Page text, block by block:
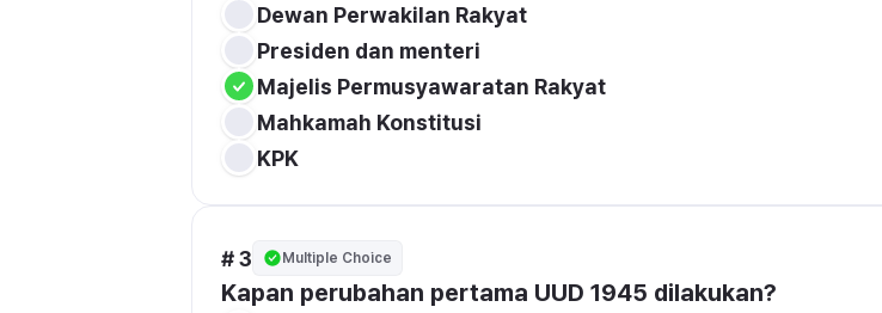
Dewan Perwakilan Rakyat
Presiden dan menteri
Majelis Permusyawaratan Rakyat
Mahkamah Konstitusi
KPK
# 3 Multiple Choice
Kapan perubahan pertama UUD 1945 dilakukan?